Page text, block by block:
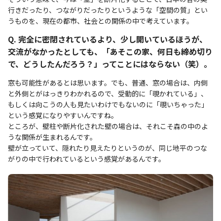
行きだったり、つながりだったりというような「空間の質」とい
うものを、現在の都市、社会との関係の中で考えています。
Q. 完全に密閉されているより、少し開いているほうが、
交流がなかったとしても、「あそこの家、何日も締め切り
で、どうしたんだろう？」ってことにはならない（笑）。
窓も可能性があるとは思います。でも、普通、窓の場合は、内側
と外側とがはっきりわかれるので、受動的に「覗かれている」、
もしくは向こうの人も見たいわけでもないのに「覗いちゃった」
という感覚になりやすいんですね。
ところが、壁柱や断片化された壁の場合は、それこそ森の中のよ
うな関係が生まれるんです。
壁が立っていて、隠れたり見えたりというのが、同じ地平のつな
がりの中で行われているという感覚があるんです。